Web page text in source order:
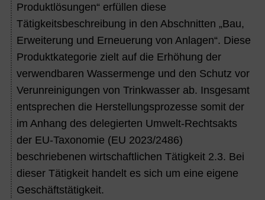
Produktlösungen“ erfüllen diese
Tätigkeitsbeschreibung in den Abschnitten „Bau,
Erweiterung und Erneuerung von Anlagen“. Diese
Produktkategorie zielt auf die Erhöhung der
verwendbaren Wassermenge und den Schutz vor
Verunreinigungen von Trinkwasser ab. Insgesamt
entsprechen die Herstellungsprozesse somit der
im Anhang des delegierten Umwelt-Rechtsakts
der EU-Taxonomie (EU 2023/2486)
beschriebenen wirtschaftlichen Tätigkeit 2.3. Bei
dieser Tätigkeit handelt es sich um eine eigene
Geschäftstätigkeit.